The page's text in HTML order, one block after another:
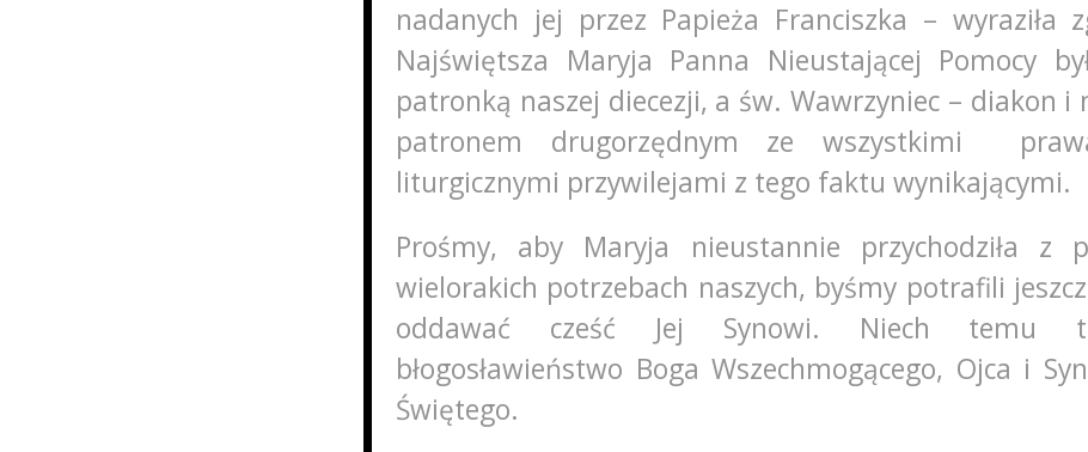
nadanych jej przez Papieża Franciszka – wyraziła
Najświętsza Maryja Panna Nieustającej Pomocy
patronką naszej diecezji, a św. Wawrzyniec – diakon i
patronem drugorzędnym ze wszystkimi
liturgicznymi przywilejami z tego faktu wynikającymi.
Prośmy, aby Maryja nieustannie przychodziła z
wielorakich potrzebach naszych, byśmy potrafili
oddawać cześć Jej Synowi. Niech temu
błogosławieństwo Boga Wszechmogącego, Ojca i
Świętego.